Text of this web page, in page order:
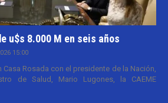
u$s 8.000 M en seis años
15:00
Casa Rosada con el presidente de la Nación,
de Salud, Mario Lugones, la CAEME